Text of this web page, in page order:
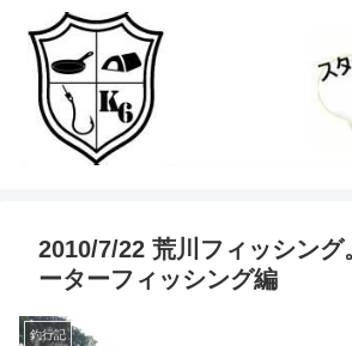
2010/7/22 荒川フィッシング
ーターフィッシング編
釣行記